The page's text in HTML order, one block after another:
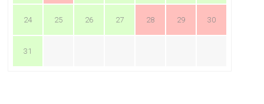
24 25 26 27 28 29 30
31